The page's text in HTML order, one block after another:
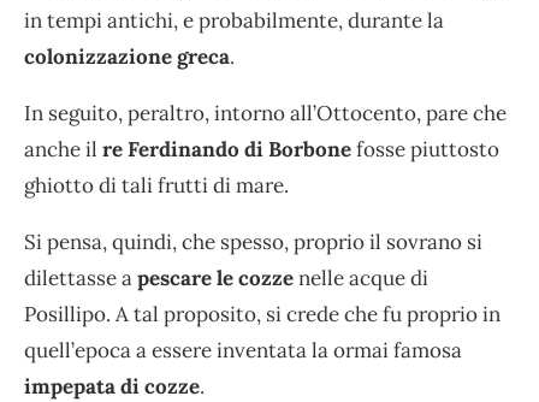
in tempi antichi, e probabilmente, durante la
colonizzazione greca.
In seguito, peraltro, intorno all’Ottocento, pare che
anche il re Ferdinando di Borbonefosse piuttosto
ghiotto di tali frutti di mare.
Si pensa, quindi, che spesso, proprio il sovrano si
dilettasse apescare le cozzenelle acque di
Posillipo. A tal proposito, si crede che fu proprio in
quell’epoca a essere inventata la ormai famosa
impepata di cozze.